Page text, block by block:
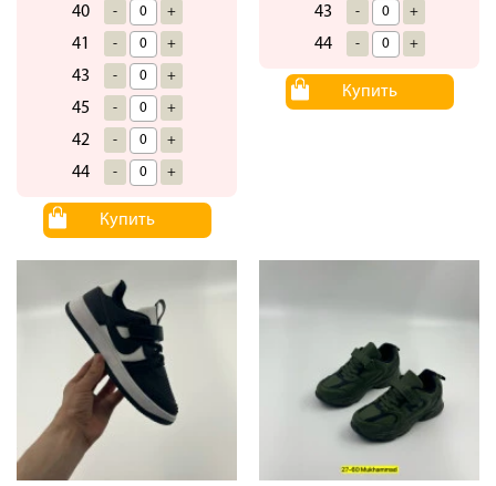
40 - +
41 - +
43 - +
45 - +
42 - +
44 - +
Купить
43 - +
44 - +
Купить